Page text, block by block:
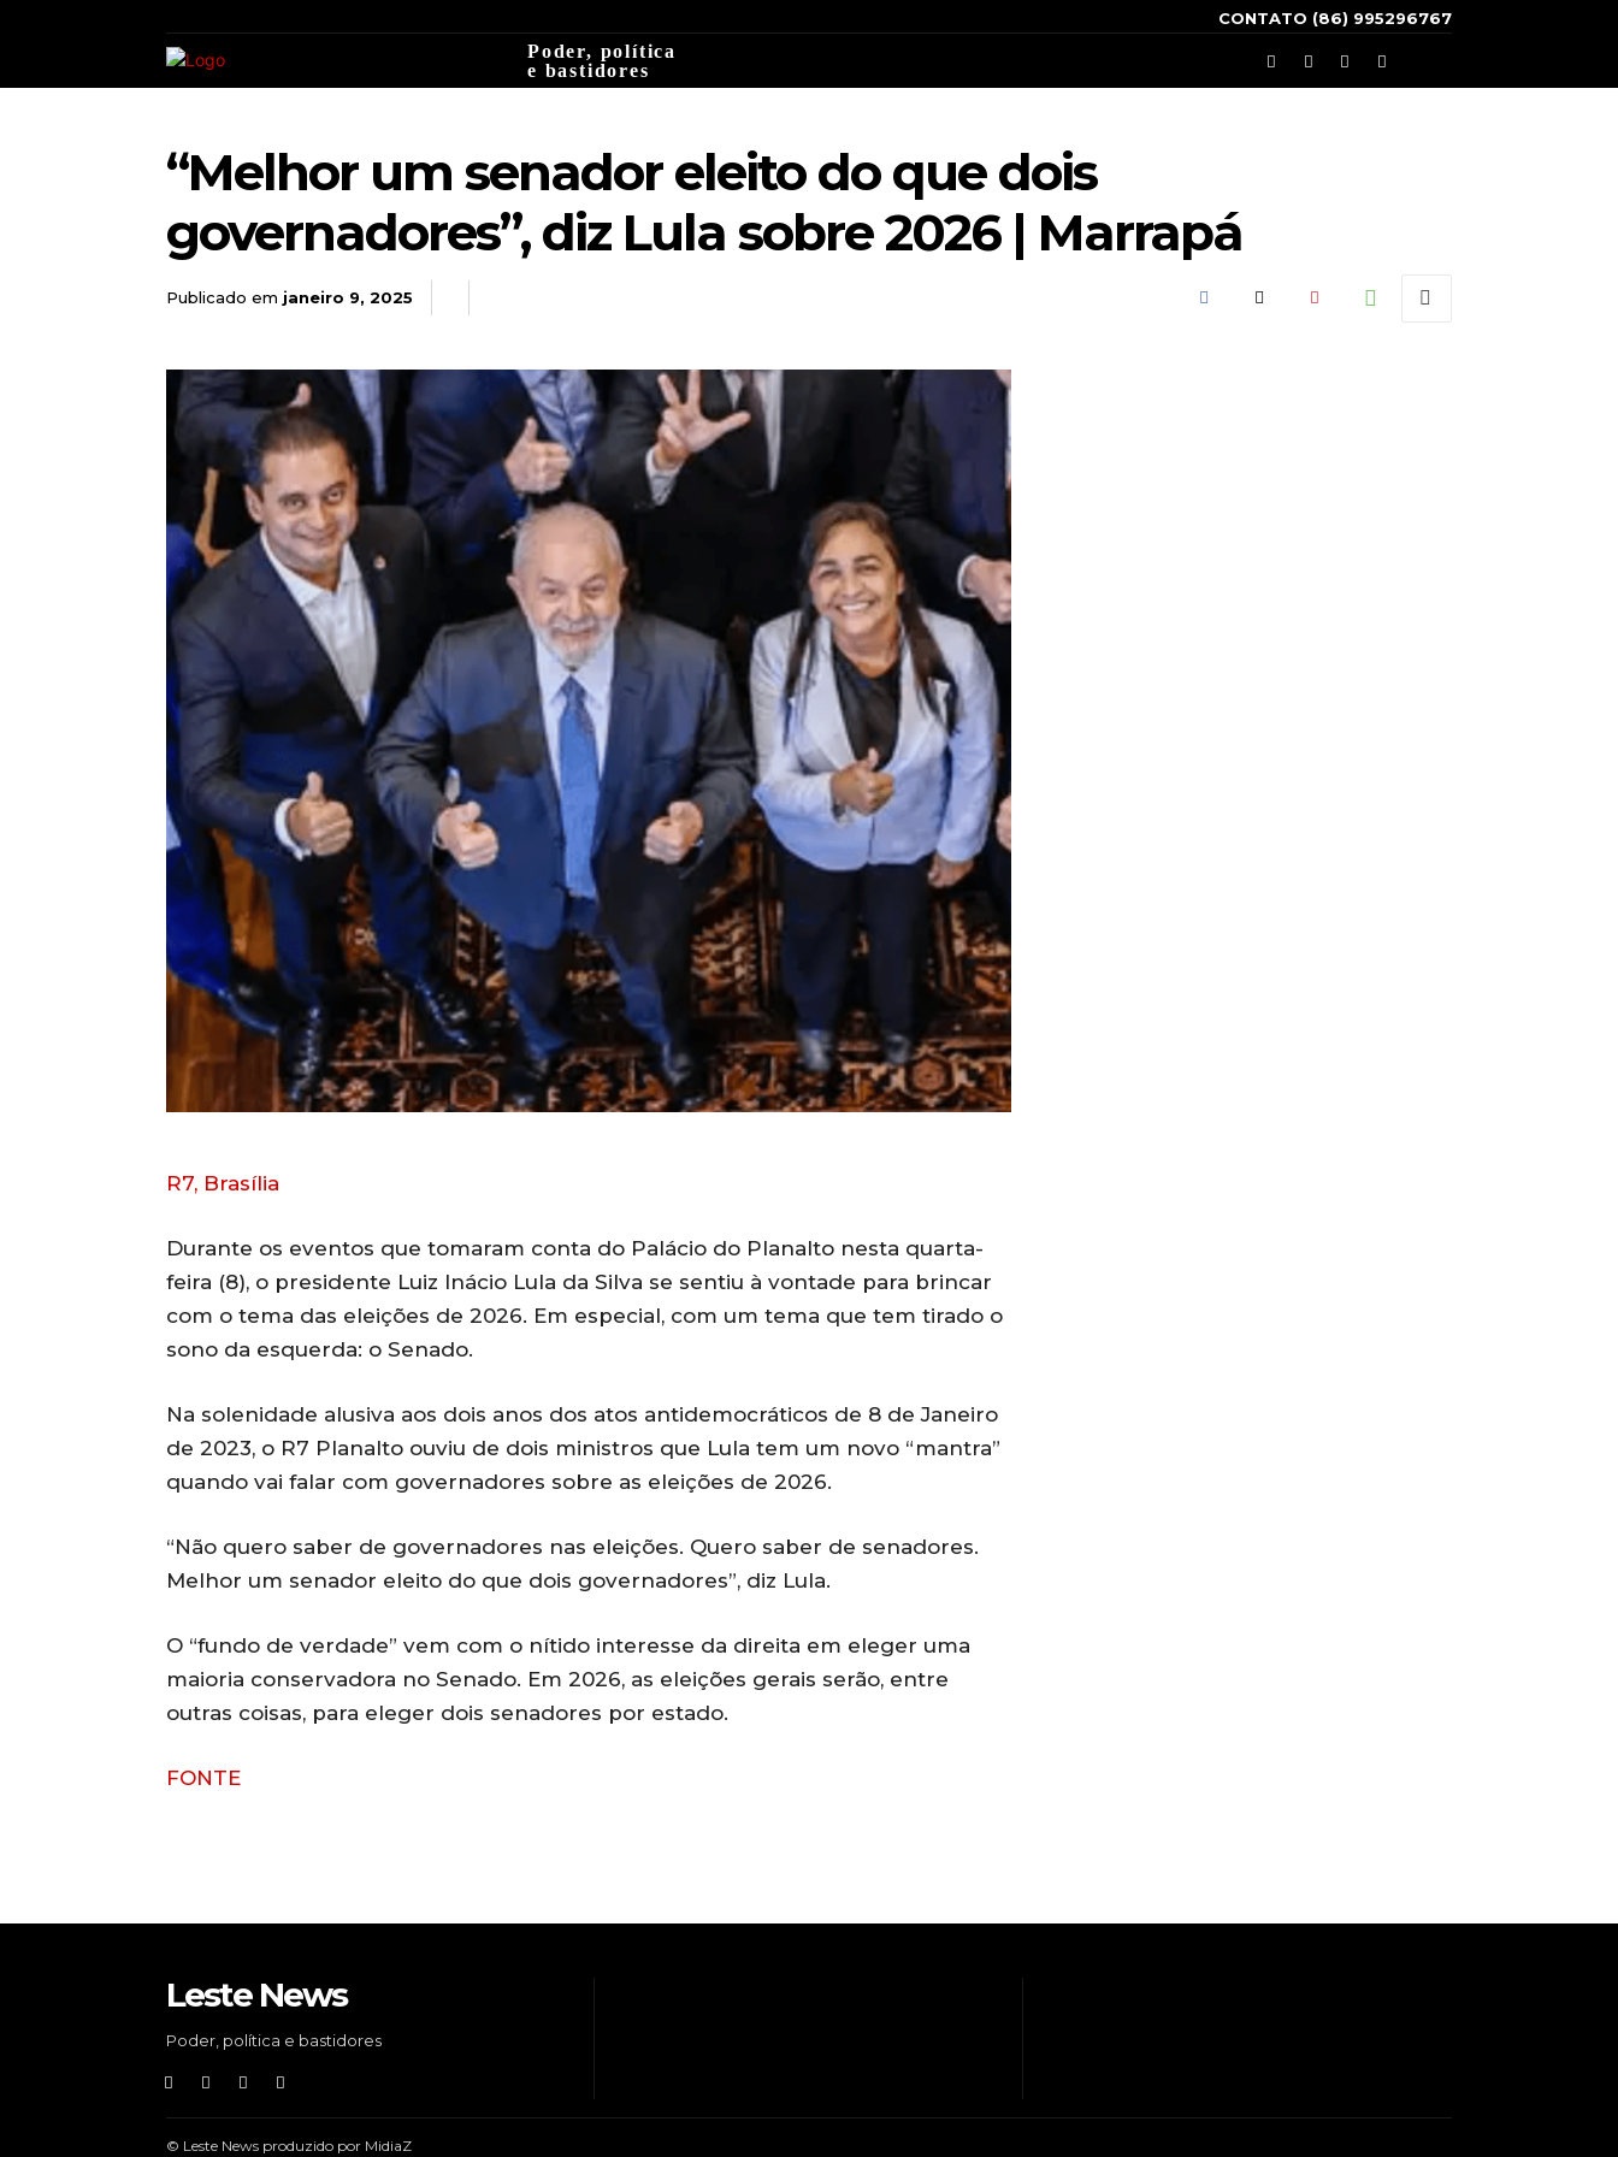
CONTATO (86) 995296767
Poder, política
e bastidores
“Melhor um senador eleito do que dois
governadores”, diz Lula sobre 2026 | Marrapá
Publicado em janeiro 9, 2025
R7, Brasília
Durante os eventos que tomaram conta do Palácio do Planalto nesta quarta-
feira (8), o presidente Luiz Inácio Lula da Silva se sentiu à vontade para brincar
com o tema das eleições de 2026. Em especial, com um tema que tem tirado o
sono da esquerda: o Senado.
Na solenidade alusiva aos dois anos dos atos antidemocráticos de 8 de Janeiro
de 2023, o R7 Planalto ouviu de dois ministros que Lula tem um novo “mantra”
quando vai falar com governadores sobre as eleições de 2026.
“Não quero saber de governadores nas eleições. Quero saber de senadores.
Melhor um senador eleito do que dois governadores”, diz Lula.
O “fundo de verdade” vem com o nítido interesse da direita em eleger uma
maioria conservadora no Senado. Em 2026, as eleições gerais serão, entre
outras coisas, para eleger dois senadores por estado.
FONTE
Leste News
Poder, política e bastidores
© Leste News produzido por MidiaZ